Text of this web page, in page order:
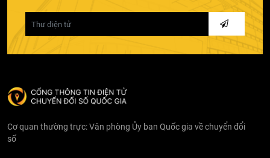
Cơ quan thường trực: Văn phòng Ủy ban Quốc gia về chuyển đổi
số